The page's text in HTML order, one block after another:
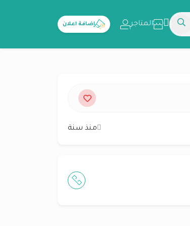
المتاجر إضافة اعلان
منذ سنة